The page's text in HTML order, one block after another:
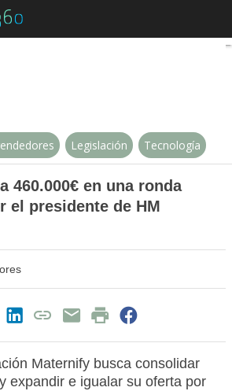
Maternify capta 460.000€ en
Legislación Tecnología
460.000€ en una ronda
el presidente de HM
Maternify busca consolidar
expandir e igualar su oferta por